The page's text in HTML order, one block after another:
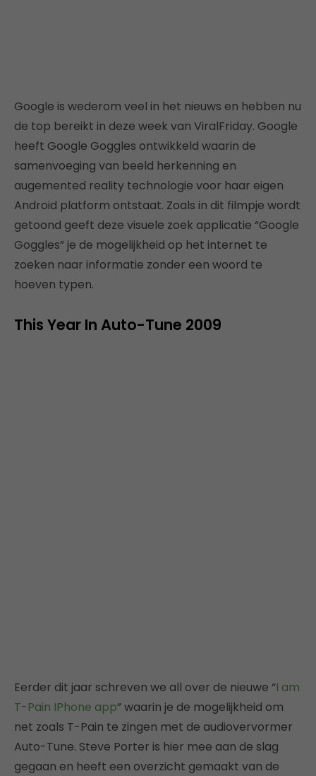
Google is wederom veel in het nieuws en hebben nu
de top bereikt in deze week van ViralFriday. Google
heeft Google Goggles ontwikkeld waarin de
samenvoeging van beeld herkenning en
augemented reality technologie voor haar eigen
Android platform ontstaat. Zoals in dit filmpje wordt
getoond geeft deze visuele zoek applicatie “Google
Goggles” je de mogelijkheid op het internet te
zoeken naar informatie zonder een woord te
hoeven typen.
This Year In Auto-Tune 2009
Eerder dit jaar schreven we all over de nieuwe “I am
T-Pain IPhone app” waarin je de mogelijkheid om
net zoals T-Pain te zingen met de audiovervormer
Auto-Tune. Steve Porter is hier mee aan de slag
gegaan en heeft een overzicht gemaakt van de